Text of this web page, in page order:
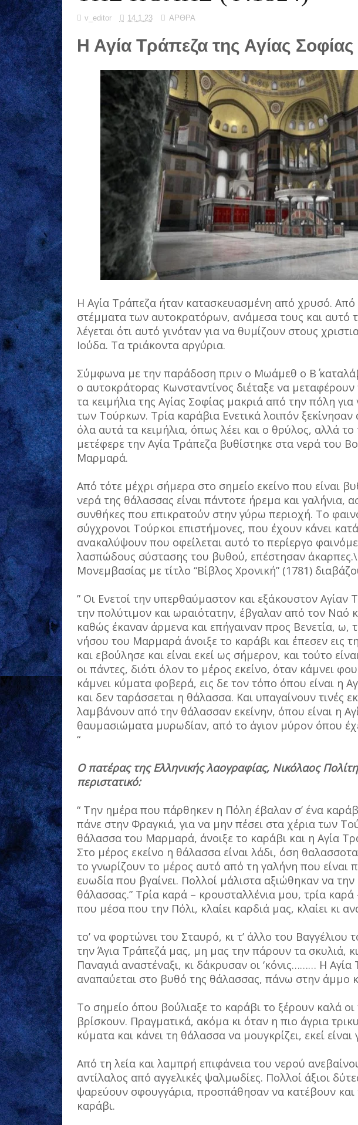
v_editor 14.1.23 ΑΡΘΡΑ
Η Αγία Τράπεζα της Αγίας Σοφίας
Η Αγία Τράπεζα ήταν κατασκευασμένη από χρυσό.
στέμματα των αυτοκρατόρων, ανάμεσα τους και αυτό
λέγεται ότι αυτό γινόταν για να θυμίζουν στους
Ιούδα. Τα τριάκοντα αργύρια.
Σύμφωνα με την παράδοση πριν ο Μωάμεθ ο Β΄
ο αυτοκράτορας Κωνσταντίνος διέταξε να
τα κειμήλια της Αγίας Σοφίας μακριά από την πόλη
των Τούρκων. Τρία καράβια Ενετικά λοιπόν
όλα αυτά τα κειμήλια, όπως λέει και ο θρύλος, αλλά
μετέφερε την Αγία Τράπεζα βυθίστηκε στα νερά του
Μαρμαρά.
Από τότε μέχρι σήμερα στο σημείο εκείνο που είναι
νερά της θάλασσας είναι πάντοτε ήρεμα και γαλήνια,
συνθήκες που επικρατούν στην γύρω περιοχή. Το
σύγχρονοι Τούρκοι επιστήμονες, που έχουν κάνει
ανακαλύψουν που οφείλεται αυτό το περίεργο
λασπώδους σύστασης του βυθού, επέστησαν
Μονεμβασίας με τίτλο “Βίβλος Χρονική” (1781)
” Οι Ενετοί την υπερθαύμαστον και εξάκουστον Αγίαν
την πολύτιμον και ωραιότατην, έβγαλαν από τον Ναό
καθώς έκαναν άρμενα και επήγαιναν προς Βενετία, ω,
νήσου του Μαρμαρά άνοιξε το καράβι και έπεσεν εις
και εβούλησε και είναι εκεί ως σήμερον, και τούτο
οι πάντες, διότι όλον το μέρος εκείνο, όταν κάμνει
κάμνει κύματα φοβερά, εις δε τον τόπο όπου είναι η
και δεν ταράσσεται η θάλασσα. Και υπαγαίνουν τινές
λαμβάνουν από την θάλασσαν εκείνην, όπου είναι η
θαυμασιώματα μυρωδίαν, από το άγιον μύρον όπου
“
Ο πατέρας της Ελληνικής λαογραφίας, Νικόλαος
περιστατικό:
“ Την ημέρα που πάρθηκεν η Πόλη έβαλαν σ’ ένα
πάνε στην Φραγκιά, για να μην πέσει στα χέρια των
θάλασσα του Μαρμαρά, άνοιξε το καράβι και η Αγία
Στο μέρος εκείνο η θάλασσα είναι λάδι, όση
το γνωρίζουν το μέρος αυτό από τη γαλήνη που είναι
ευωδία που βγαίνει. Πολλοί μάλιστα αξιώθηκαν να
θάλασσας.” Τρία καρά – κρουσταλλένια μου, τρία καρά
που μέσα που την Πόλι, κλαίει καρδιά μας, κλαίει κι
το’ να φορτώνει του Σταυρό, κι τ’ άλλο του Βαγγέλιου
την Άγια Τράπεζά μας, μη μας την πάρουν τα σκυλιά,
Παναγιά αναστέναξι, κι δάκρυσαν οι ‘κόνις……… Η Αγία
αναπαύεται στο βυθό της θάλασσας, πάνω στην άμμο
Το σημείο όπου βούλιαξε το καράβι το ξέρουν καλά οι
βρίσκουν. Πραγματικά, ακόμα κι όταν η πιο άγρια
κύματα και κάνει τη θάλασσα να μουγκρίζει, εκεί
Από τη λεία και λαμπρή επιφάνεια του νερού
αντίλαλος από αγγελικές ψαλμωδίες. Πολλοί άξιοι
ψαρεύουν σφουγγάρια, προσπάθησαν να κατέβουν και
καράβι.